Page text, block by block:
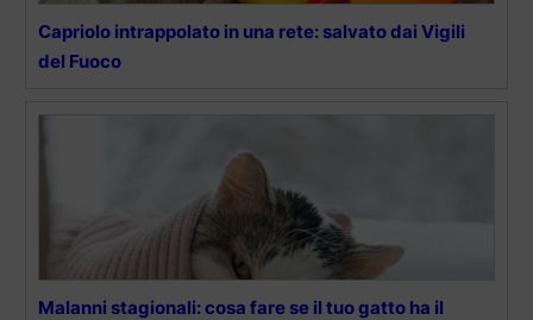
Capriolo intrappolato in una rete: salvato dai Vigili
del Fuoco
Malanni stagionali: cosa fare se il tuo gatto ha il